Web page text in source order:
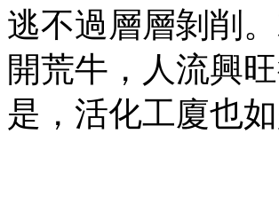
逃不過層層剝削
開荒牛，人流興
是，活化工廈也如